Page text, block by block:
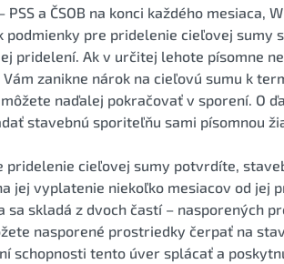
PSS a ČSOB na konci každého mesiaca,
podmienky pre pridelenie cieľovej sumy
pridelení. Ak v určitej lehote písomne
zanikne nárok na cieľovú sumu k
naďalej pokračovať v sporení. O
stavebnú sporiteľňu sami písomnou
pridelenie cieľovej sumy potvrdíte,
jej vyplatenie niekoľko mesiacov od jej
sa skladá z dvoch častí – nasporených
nasporené prostriedky čerpať na
schopnosti tento úver splácať a